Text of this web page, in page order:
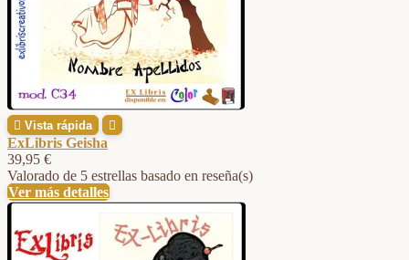
 Vista rápida 
ExLibris Geisha
39,95 €
Valorado de 5 estrellas basado en reseña(s)
Ver más detalles